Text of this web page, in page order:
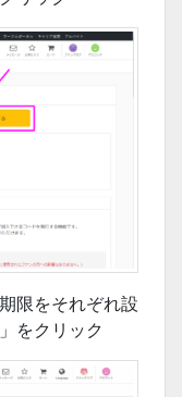
限をそれぞれ設
をクリック